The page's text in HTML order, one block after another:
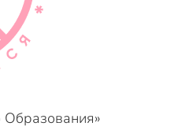
Образования»